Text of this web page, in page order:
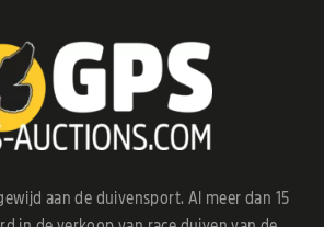
aan de duivensport. Al meer dan 15